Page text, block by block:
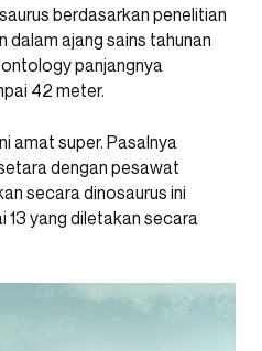
berdasarkan penelitian
dalam ajang sains tahunan
panjangnya
42 meter.
amat super. Pasalnya
dengan pesawat
secara dinosaurus ini
13 yang diletakan secara